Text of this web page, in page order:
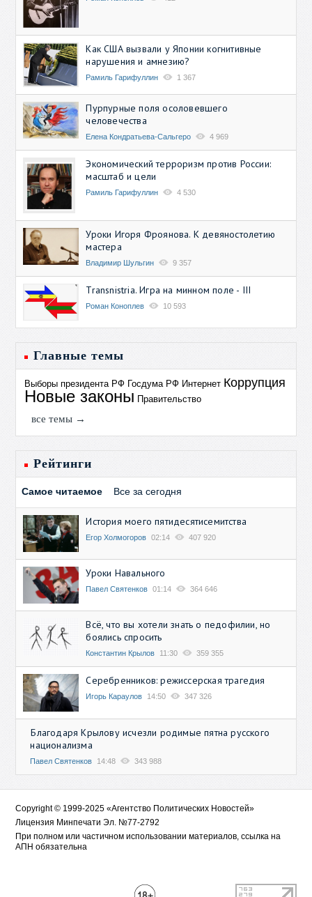
Как США вызвали у Японии когнитивные
нарушения и амнезию?
Рамиль Гарифуллин 1 367
Пурпурные поля осоловевшего
человечества
Елена Кондратьева-Сальгеро 4 969
Экономический терроризм против России:
масштаб и цели
Рамиль Гарифуллин 4 530
Уроки Игоря Фроянова. К девяностолетию
мастера
Владимир Шульгин 9 357
Transnistria. Игра на минном поле - III
Роман Коноплев 10 593
Главные темы
Выборы президента РФ Госдума РФ Интернет Коррупция
Новые законы Правительство
все темы →
Рейтинги
Самое читаемое Все за сегодня
История моего пятидесятисемитства
Егор Холмогоров 02:14 407 920
Уроки Навального
Павел Святенков 01:14 364 646
Всё, что вы хотели знать о педофилии, но
боялись спросить
Константин Крылов 11:30 359 355
Серебренников: режиссерская трагедия
Игорь Караулов 14:50 347 326
Благодаря Крылову исчезли родимые пятна русского
национализма
Павел Святенков 14:48 343 988
Copyright © 1999-2025 «Агентство Политических Новостей»
Лицензия Минпечати Эл. №77-2792
При полном или частичном использовании материалов, ссылка на
АПН обязательна